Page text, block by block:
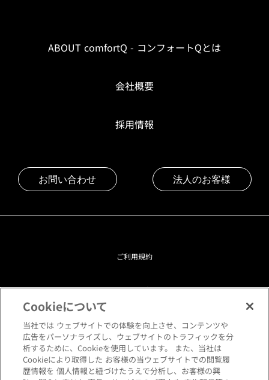
ABOUT comfortQ - コンフォートQとは
会社概要
採用情報
お問い合わせ 法人のお客様
ご利用規約
プライバシーポリシー
クッキーポリシー
閲覧環境について
Cookieについて
当社では ウェブサイトでの体験を向上させ、コンテンツや
広告をパーソナライズし、ウェブサイトのトラフィックを分
析するために、Cookieを使用しています。 また、当社は
Cookieにより取得した お客様の当ウェブサイトでの閲覧履
歴情報を 個人情報と紐づけたうえで分析し、お客様の興